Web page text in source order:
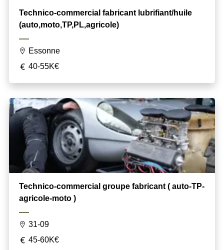
Technico-commercial fabricant lubrifiant/huile
(auto,moto,TP,PL,agricole)
Essonne
40-55K€
Technico-commercial groupe fabricant ( auto-TP-
agricole-moto )
31-09
45-60K€